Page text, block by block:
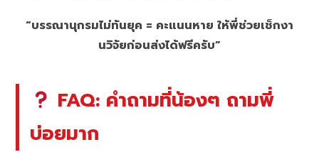
“บรรณานุกรมไม่ทันยุค = คะแนนหาย ให้พี่ช่วยเช็กงา
นวิจัยก่อนส่งได้ฟรีครับ”
FAQ: คำถามที่น้องๆ ถามพี่
บ่อยมาก